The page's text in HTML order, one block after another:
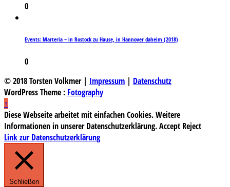
0
Events: Marteria – in Rostock zu Hause, in Hannover daheim (2018)
0
© 2018 Torsten Volkmer | Impressum | Datenschutz
WordPress Theme : Fotography
↑
Diese Webseite arbeitet mit einfachen Cookies. Weitere
Informationen in unserer Datenschutzerklärung.Accept Reject
Link zur Datenschutzerklärung
Schließen